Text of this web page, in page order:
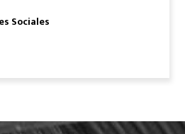
Sociales